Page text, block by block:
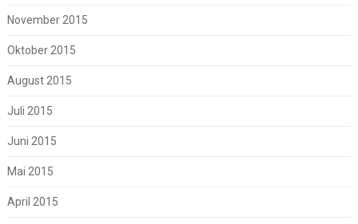
November 2015
Oktober 2015
August 2015
Juli 2015
Juni 2015
Mai 2015
April 2015